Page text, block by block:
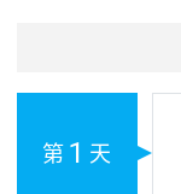
第 1 天